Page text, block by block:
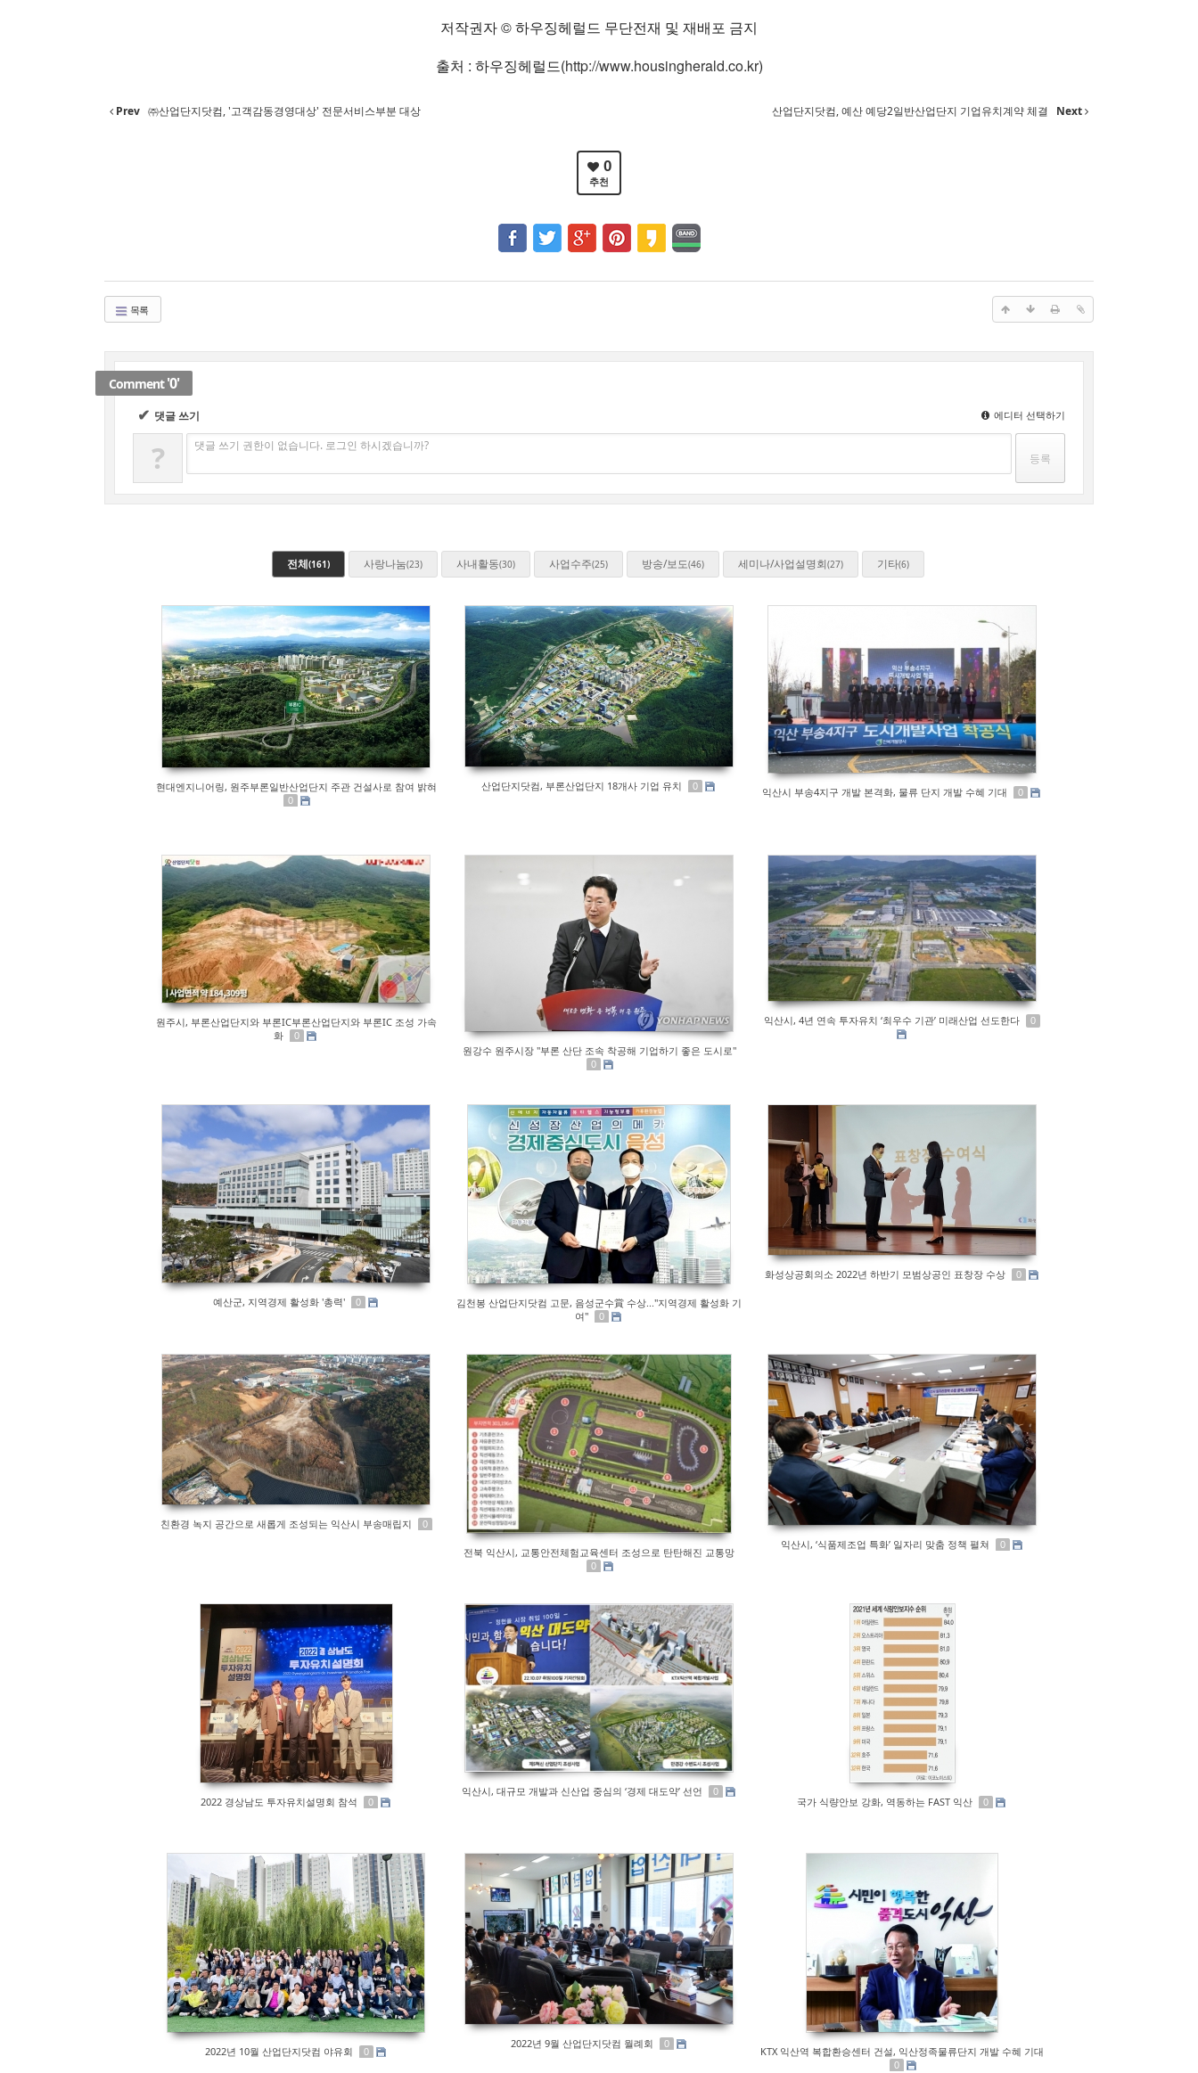
저작권자 © 하우징헤럴드 무단전재 및 재배포 금지
출처 : 하우징헤럴드(http://www.housingherald.co.kr)
Prev ㈜산업단지닷컴, '고객감동경영대상' 전문서비스부분 대상 산업단지닷컴, 예산 예당2일반산업단지 기업유치계약 체결 Next
0
추천
목록
Comment'0'
✔ 댓글 쓰기 에디터 선택하기
? 댓글 쓰기 권한이 없습니다. 로그인 하시겠습니까?
전체(161) 사랑나눔(23) 사내활동(30) 사업수주(25) 방송/보도(46) 세미나/사업설명회(27) 기타(6)
현대엔지니어링, 원주부론일반산업단지 주관 건설사로 참여 밝혀
0
산업단지닷컴, 부론산업단지 18개사 기업 유치 0 익산시 부송4지구 개발 본격화, 물류 단지 개발 수혜 기대 0
원주시, 부론산업단지와 부론IC부론산업단지와 부론IC 조성 가속
화
0
원강수 원주시장 "부론 산단 조속 착공해 기업하기 좋은 도시로"
0
익산시, 4년 연속 투자유치 ‘최우수 기관’ 미래산업 선도한다 0
예산군, 지역경제 활성화 '총력' 0
김천봉 산업단지닷컴 고문, 음성군수賞 수상..."지역경제 활성화 기
여"
0
화성상공회의소 2022년 하반기 모범상공인 표창장 수상 0
친환경 녹지 공간으로 새롭게 조성되는 익산시 부송매립지 0
전북 익산시, 교통안전체험교육센터 조성으로 탄탄해진 교통망
0
익산시, ‘식품제조업 특화’ 일자리 맞춤 정책 펼쳐 0
2022 경상남도 투자유치설명회 참석 0
익산시, 대규모 개발과 신산업 중심의 ‘경제 대도약’ 선언 0
국가 식량안보 강화, 역동하는 FAST 익산 0
2022년 10월 산업단지닷컴 야유회 0
2022년 9월 산업단지닷컴 월례회 0
KTX 익산역 복합환승센터 건설, 익산정족물류단지 개발 수혜 기대
0